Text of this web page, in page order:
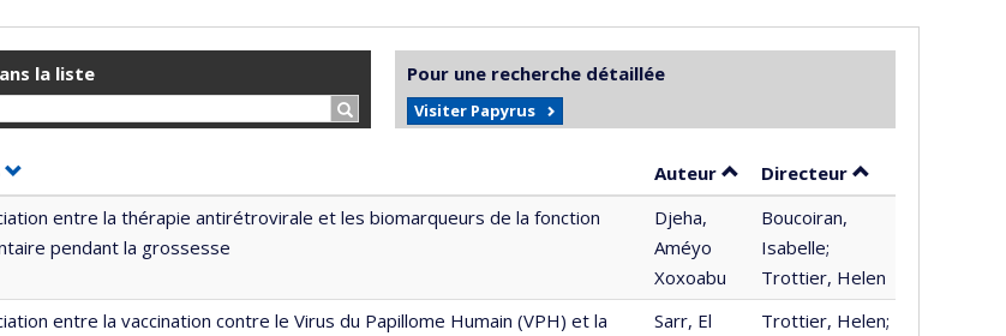
la liste
Rechercher…
Pour une recherche détaillée
Visiter Papyrus
date en ordre croissant
Trier par titre en ordre croissant Auteur Trier par auteur en ordre
Directeur par
entre la thérapie antirétrovirale et les biomarqueurs de la fonction
pendant la grossesse
Djeha,
Améyo
Xoxoabu
Boucoiran,
Isabelle;
Trottier, Helen
entre la vaccination contre le Virus du Papillome Humain (VPH) et la
Sarr, El
Trottier, Helen;